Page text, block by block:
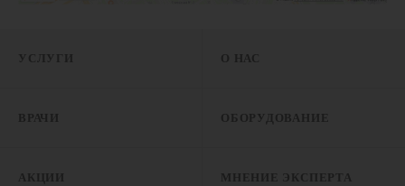
УСЛУГИ О НАС
ВРАЧИ ОБОРУДОВАНИЕ
АКЦИИ МНЕНИЕ ЭКСПЕРТА